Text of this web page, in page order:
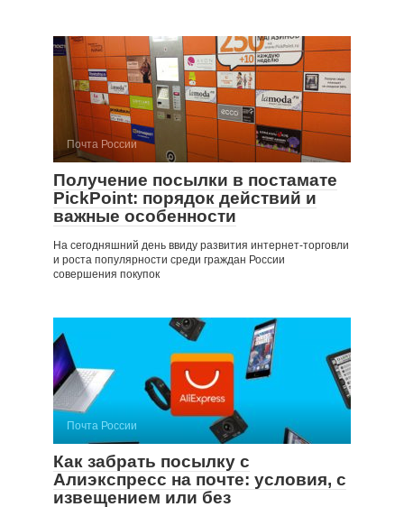
Почта России
Получение посылки в постамате
PickPoint: порядок действий и
важные особенности
На сегодняшний день ввиду развития интернет-торговли
и роста популярности среди граждан России
совершения покупок
Почта России
Как забрать посылку с
Алиэкспресс на почте: условия, с
извещением или без